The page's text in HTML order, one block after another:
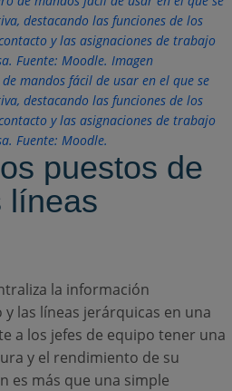
mandos fácil de usar en el que se
destacando las funciones de los
y las asignaciones de trabajo
Fuente: Moodle.
puestos de
líneas
la información
las líneas jerárquicas en una
a los jefes de equipo tener una
y el rendimiento de su
es más que una simple